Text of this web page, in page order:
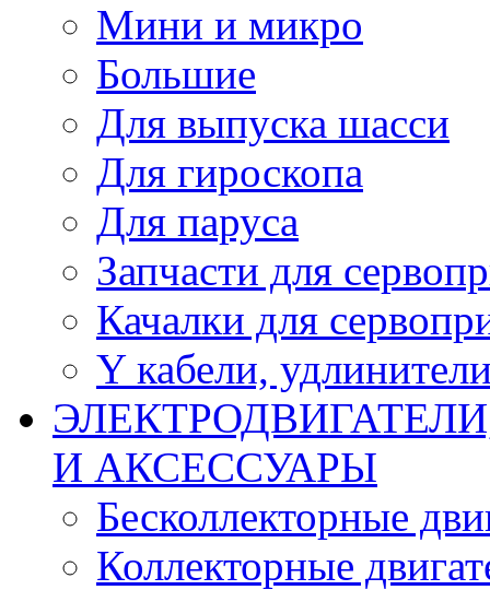
Мини и микро
Большие
Для выпуска шасси
Для гироскопа
Для паруса
Запчасти для
Качалки для
Y кабели,
И АКСЕССУАРЫ
Бесколлекторные
Коллекторные